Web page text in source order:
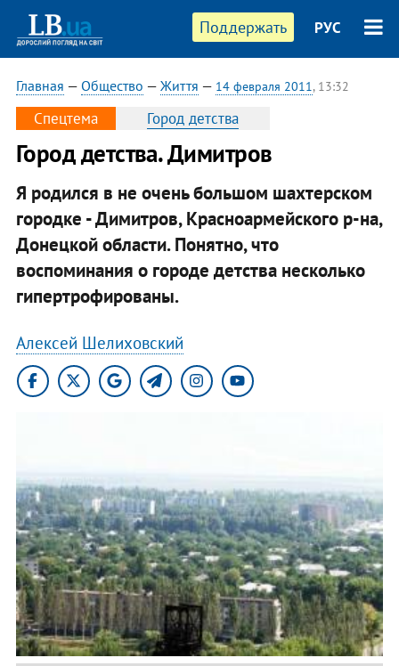
Поддержать РУС
Главная — Общество — Життя — 14 февраля 2011, 13:32
Спецтема Город детства
Город детства. Димитров
Я родился в не очень большом шахтерском
городке - Димитров, Красноармейского р-на,
Донецкой области. Понятно, что
воспоминания о городе детства несколько
гипертрофированы.
Алексей Шелиховский